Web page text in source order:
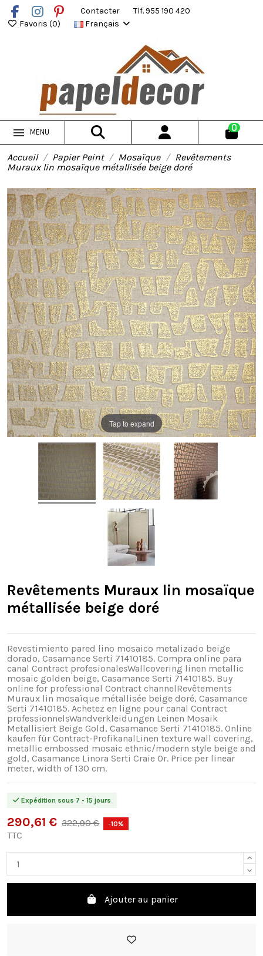
Contacter
Tlf. 955 190 420
Favoris (0) Français
MENU 0
Accueil Papier Peint Mosaïque
Revêtements
Muraux lin mosaïque métallisée beige doré
Tap to expand
Revêtements Muraux lin mosaïque
métallisée beige doré
Revestimiento pared lino mosaico metalizado beige
dorado, Casamance Serti 71410185. Compra online para
canal Contract profesionalesWallcovering linen metallic
mosaic golden beige, Casamance Serti 71410185. Buy
online for professional Contract channelRevêtements
Muraux lin mosaïque métallisée beige doré, Casamance
Serti 71410185. Achetez en ligne pour canal Contract
professionnelsWandverkleidungen Leinen Mosaik
Metallisiert Beige Gold, Casamance Serti 71410185. Online
kaufen für Contract-ProfikanalLinen texture wall covering,
metallic embossed mosaic ethnic/modern style beige and
gold, Casamance Linora Serti Craie Or. Price per linear
meter, width of 130 cm.
Expédition sous 7 - 15 jours
290,61 € 322,90 € -10%
TTC
Ajouter au panier